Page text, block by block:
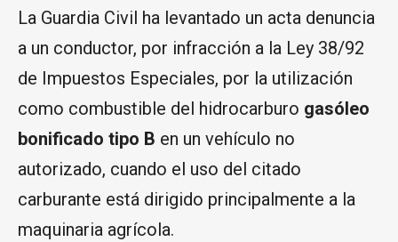
La Guardia Civil ha levantado un acta denuncia
a un conductor, por infracción a la Ley 38/92
de Impuestos Especiales, por la utilización
como combustible del hidrocarburo gasóleo
bonificado tipo B en un vehículo no
autorizado, cuando el uso del citado
carburante está dirigido principalmente a la
maquinaria agrícola.